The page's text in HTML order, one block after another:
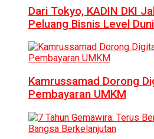
Dari Tokyo, KADIN DKI
Peluang Bisnis Level
Kamrussamad Dorong
Pembayaran UMKM